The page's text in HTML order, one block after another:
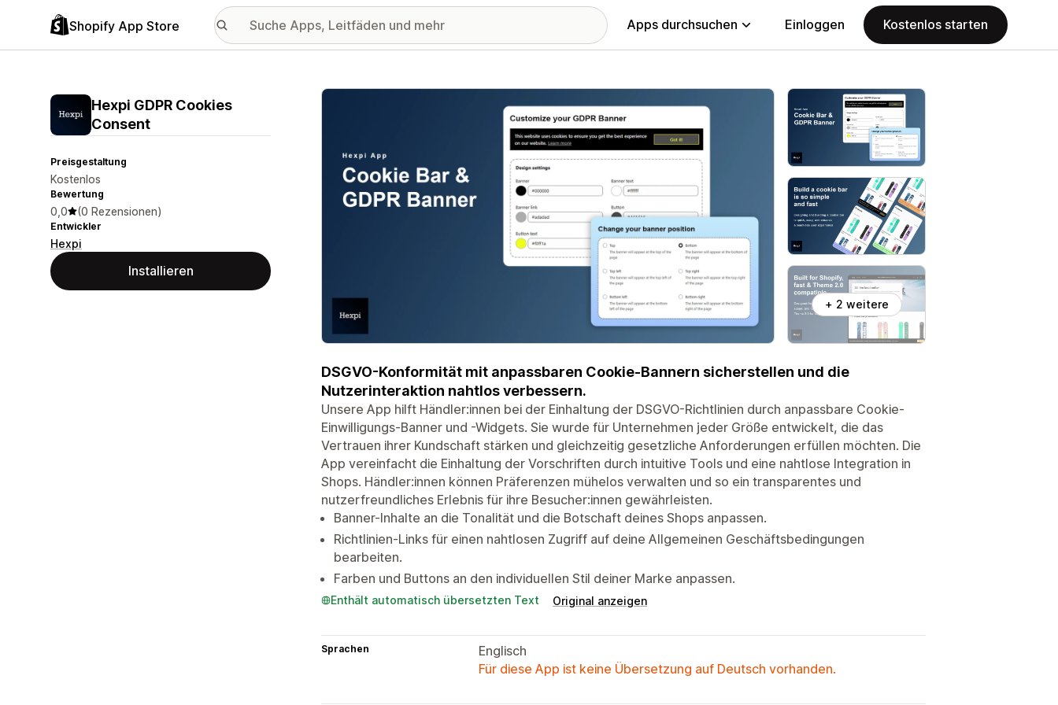
Shopify App Store Apps durchsuchen Einloggen Kostenlos starten
Hexpi GDPR Cookies
Consent
Preisgestaltung
Kostenlos
Bewertung
0,0 (0 Rezensionen)
Entwickler
Hexpi
Installieren
Vorgestellte Bildergalerie
+ 2 weitere
DSGVO-Konformität mit anpassbaren Cookie-Bannern sicherstellen und die
Nutzerinteraktion nahtlos verbessern.
Unsere App hilft Händler:innen bei der Einhaltung der DSGVO-Richtlinien durch anpassbare Cookie-
Einwilligungs-Banner und -Widgets. Sie wurde für Unternehmen jeder Größe entwickelt, die das
Vertrauen ihrer Kundschaft stärken und gleichzeitig gesetzliche Anforderungen erfüllen möchten. Die
App vereinfacht die Einhaltung der Vorschriften durch intuitive Tools und eine nahtlose Integration in
Shops. Händler:innen können Präferenzen mühelos verwalten und so ein transparentes und
nutzerfreundliches Erlebnis für ihre Besucher:innen gewährleisten.
Banner-Inhalte an die Tonalität und die Botschaft deines Shops anpassen.
Richtlinien-Links für einen nahtlosen Zugriff auf deine Allgemeinen Geschäftsbedingungen
bearbeiten.
Farben und Buttons an den individuellen Stil deiner Marke anpassen.
Enthält automatisch übersetzten Text Original anzeigen
Sprachen
Englisch
Für diese App ist keine Übersetzung auf Deutsch vorhanden.